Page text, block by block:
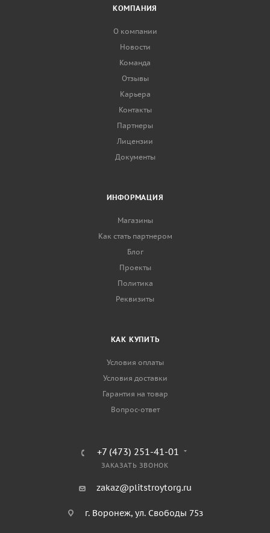
КОМПАНИЯ
О компании
Новости
Команда
Отзывы
Карьера
Контакты
Партнеры
Лицензии
Документы
ИНФОРМАЦИЯ
Магазины
Как стать партнером
Блог
Проекты
Политика
Реквизиты
КАК КУПИТЬ
Условия оплаты
Условия доставки
Гарантия на товар
Вопрос-ответ
+7 (473) 251-41-01
ЗАКАЗАТЬ ЗВОНОК
zakaz@plitstroytorg.ru
г. Воронеж, ул. Свободы 75з